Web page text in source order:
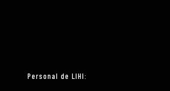
Personal de LIHI: